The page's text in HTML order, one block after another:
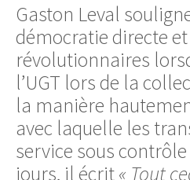
Gaston Leval
démocratie directe
révolutionnaires
l’UGT lors de la
la manière
avec laquelle les
service sous
jours, il écrit« Tout